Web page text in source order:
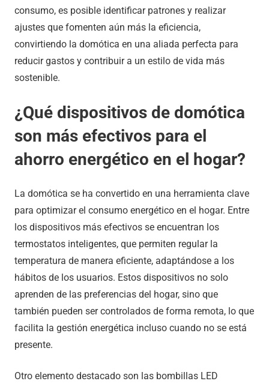
consumo, es posible identificar patrones y realizar
ajustes que fomenten aún más la eficiencia,
convirtiendo la domótica en una aliada perfecta para
reducir gastos y contribuir a un estilo de vida más
sostenible.
¿Qué dispositivos de domótica
son más efectivos para el
ahorro energético en el hogar?
La domótica se ha convertido en una herramienta clave
para optimizar el consumo energético en el hogar. Entre
los dispositivos más efectivos se encuentran los
termostatos inteligentes, que permiten regular la
temperatura de manera eficiente, adaptándose a los
hábitos de los usuarios. Estos dispositivos no solo
aprenden de las preferencias del hogar, sino que
también pueden ser controlados de forma remota, lo que
facilita la gestión energética incluso cuando no se está
presente.
Otro elemento destacado son las bombillas LED